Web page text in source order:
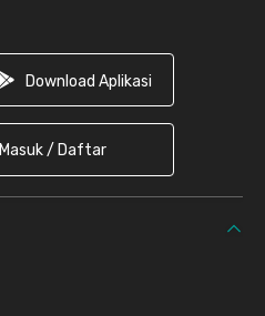
Download Aplikasi
Masuk / Daftar